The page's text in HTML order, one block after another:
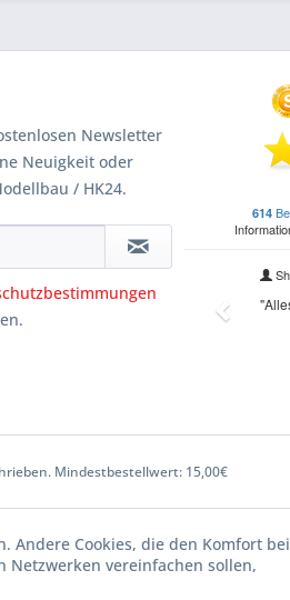
Newsletter
Neuigkeit oder
/ HK24.
Mindestbestellwert: 15,00€
Andere Cookies, die den Komfort bei
Netzwerken vereinfachen sollen,